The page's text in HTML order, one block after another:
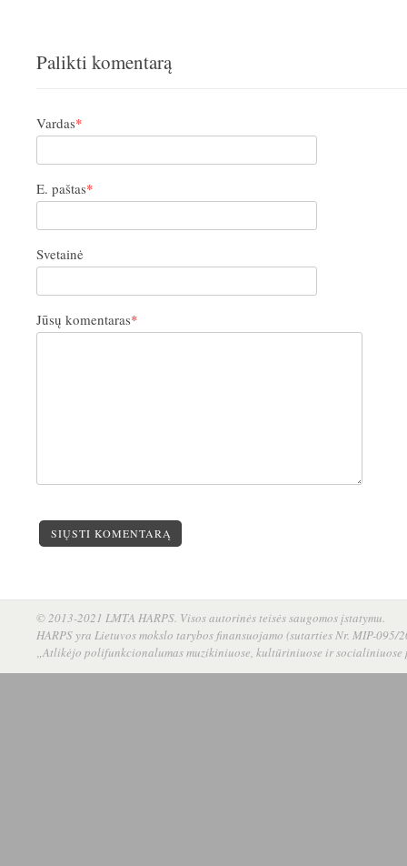
Palikti komentarą
Vardas*
E. paštas*
Svetainė
Jūsų komentaras*
SIŲSTI KOMENTARĄ
© 2013-2021 LMTA HARPS. Visos autorinės teisės saugomos įstatymu.
HARPS yra Lietuvos mokslo tarybos finansuojamo (sutarties Nr. MIP-
„Atlikėjo polifunkcionalumas muzikiniuose, kultūriniuose ir socialiniuose